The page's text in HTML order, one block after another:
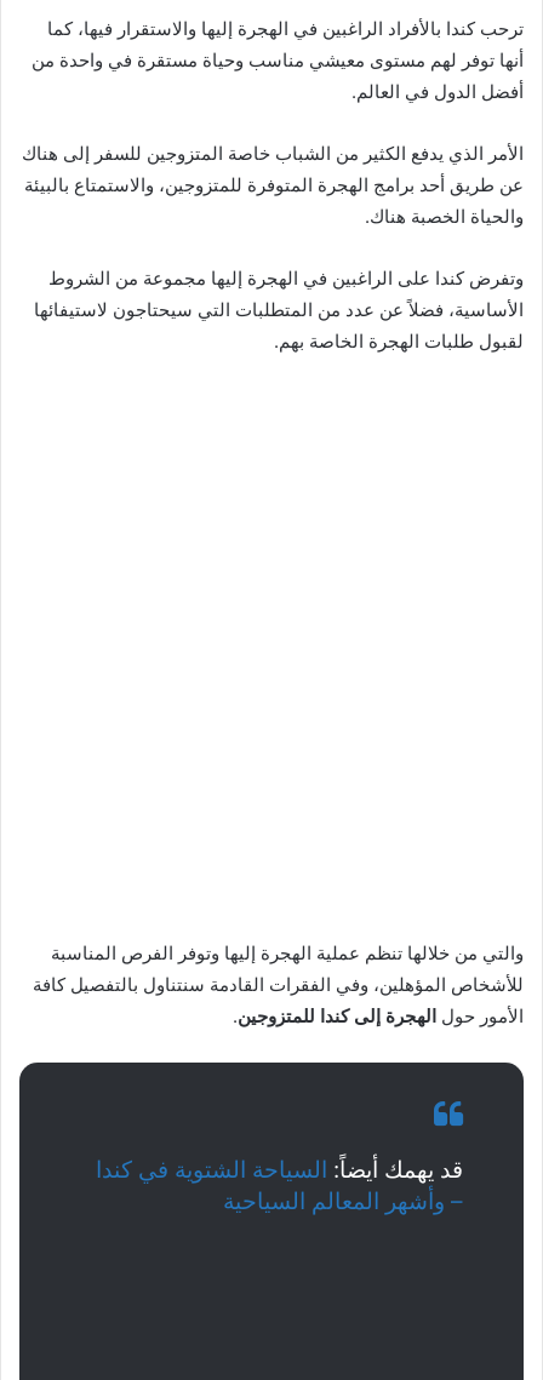
ترحب كندا بالأفراد الراغبين في الهجرة إليها والاستقرار فيها، كما
أنها توفر لهم مستوى معيشي مناسب وحياة مستقرة في واحدة من
أفضل الدول في العالم.
الأمر الذي يدفع الكثير من الشباب خاصة المتزوجين للسفر إلى هناك
عن طريق أحد برامج الهجرة المتوفرة للمتزوجين، والاستمتاع بالبيئة
والحياة الخصبة هناك.
وتفرض كندا على الراغبين في الهجرة إليها مجموعة من الشروط
الأساسية، فضلاً عن عدد من المتطلبات التي سيحتاجون لاستيفائها
لقبول طلبات الهجرة الخاصة بهم.
والتي من خلالها تنظم عملية الهجرة إليها وتوفر الفرص المناسبة
للأشخاص المؤهلين، وفي الفقرات القادمة سنتناول بالتفصيل كافة
الأمور حول الهجرة إلى كندا للمتزوجين.
قد يهمك أيضاً: السياحة الشتوية في كندا
– وأشهر المعالم السياحية